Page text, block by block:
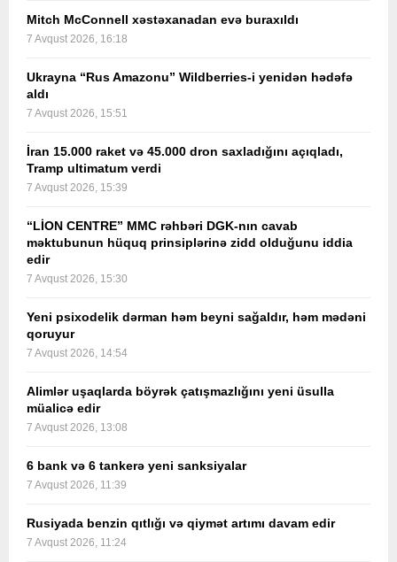
Mitch McConnell xəstəxanadan evə buraxıldı
7 Avqust 2026, 16:18
Ukrayna “Rus Amazonu” Wildberries-i yenidən hədəfə
aldı
7 Avqust 2026, 15:51
İran 15.000 raket və 45.000 dron saxladığını açıqladı,
Tramp ultimatum verdi
7 Avqust 2026, 15:39
“LİON CENTRE” MMC rəhbəri DGK-nın cavab
məktubunun hüquq prinsiplərinə zidd olduğunu iddia
edir
7 Avqust 2026, 15:30
Yeni psixodelik dərman həm beyni sağaldır, həm mədəni
qoruyur
7 Avqust 2026, 14:54
Alimlər uşaqlarda böyrək çatışmazlığını yeni üsulla
müalicə edir
7 Avqust 2026, 13:08
6 bank və 6 tankerə yeni sanksiyalar
7 Avqust 2026, 11:39
Rusiyada benzin qıtlığı və qiymət artımı davam edir
7 Avqust 2026, 11:24